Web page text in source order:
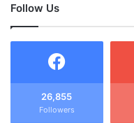
Follow Us
26,855
Followers